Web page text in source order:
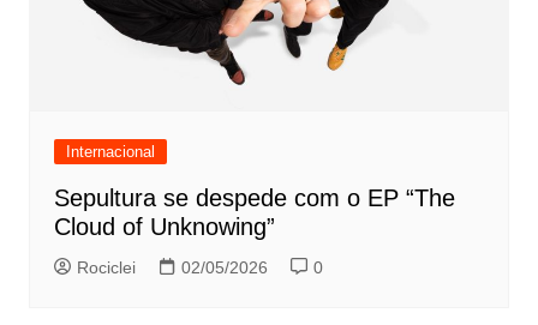
Internacional
Sepultura se despede com o EP “The
Cloud of Unknowing”
Rociclei 02/05/2026 0